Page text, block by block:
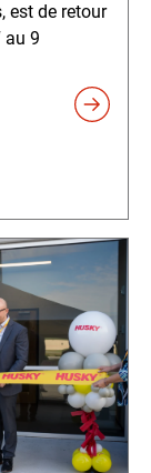
est de retour
au 9